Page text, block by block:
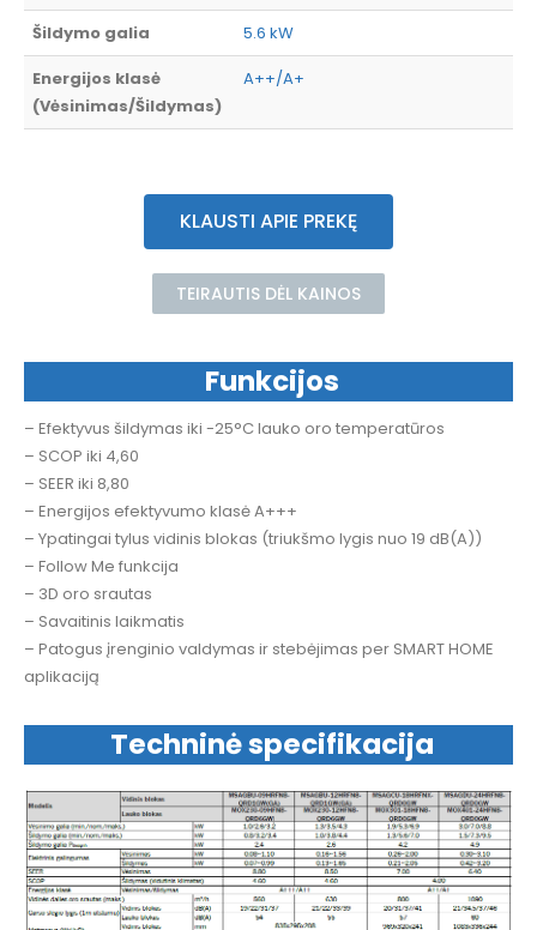
Šildymo galia
5.6 kW
Energijos klasė
(Vėsinimas/Šildymas)
A++/A+
KLAUSTI APIE PREKĘ
TEIRAUTIS DĖL KAINOS
Funkcijos
– Efektyvus šildymas iki -25°C lauko oro temperatūros
– SCOP iki 4,60
– SEER iki 8,80
– Energijos efektyvumo klasė A+++
– Ypatingai tylus vidinis blokas (triukšmo lygis nuo 19 dB(A))
– Follow Me funkcija
– 3D oro srautas
– Savaitinis laikmatis
– Patogus įrenginio valdymas ir stebėjimas per SMART HOME
aplikaciją
Techninė specifikacija